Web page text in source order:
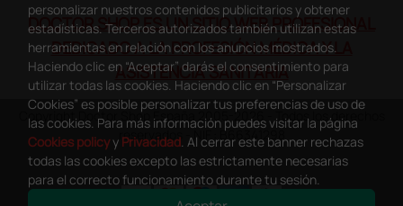
DOCTOR SHOP ES UN SITIO WEB PROFESIONAL
DEDICADO A LA PROFESIÓN MÉDICA Y LA
ASISTENCIA SANITARIA
Copyright Doctor Shop España 2005-2026 - Todos los derechos
reservados - NIF.: B66341298
personalizar nuestros contenidos publicitarios y obtener
estadísticas. Terceros autorizados también utilizan estas
herramientas en relación con los anuncios mostrados.
Haciendo clic en “Aceptar” darás el consentimiento para
utilizar todas las cookies. Haciendo clic en “Personalizar
Cookies” es posible personalizar tus preferencias de uso de
las cookies. Para más información puedes visitar la página
Cookies policyy Privacidad. Al cerrar este banner rechazas
todas las cookies excepto las estrictamente necesarias
para el correcto funcionamiento durante tu sesión.